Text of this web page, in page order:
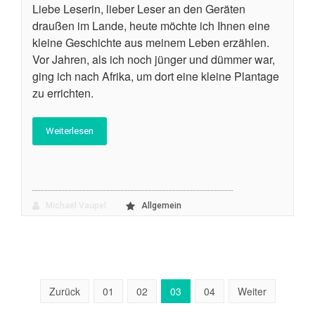
Liebe Leserin, lieber Leser an den Geräten
draußen im Lande, heute möchte ich Ihnen eine
kleine Geschichte aus meinem Leben erzählen.
Vor Jahren, als ich noch jünger und dümmer war,
ging ich nach Afrika, um dort eine kleine Plantage
zu errichten.
Weiterlesen
Allgemein
Zurück 01 02 03 04 Weiter